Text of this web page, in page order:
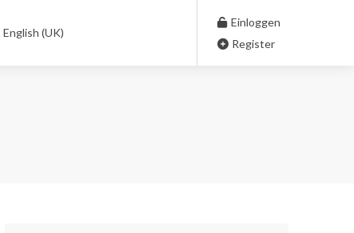
English (UK)
Einloggen
Register